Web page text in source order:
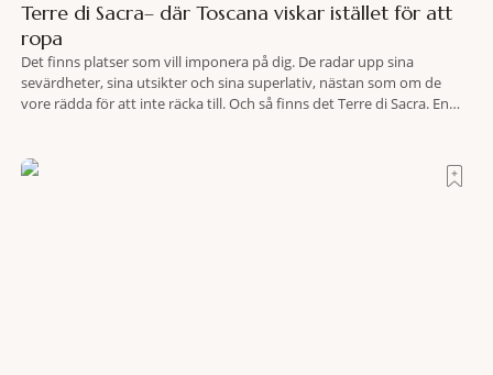
Terre di Sacra– där Toscana viskar istället för att
ropa
Det finns platser som vill imponera på dig. De radar upp sina
sevärdheter, sina utsikter och sina superlativ, nästan som om de
vore rädda för att inte räcka till. Och så finns det Terre di Sacra. En